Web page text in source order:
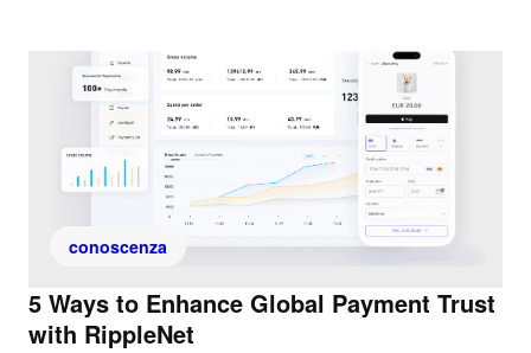
conoscenza
5 Ways to Enhance Global Payment Trust
with RippleNet